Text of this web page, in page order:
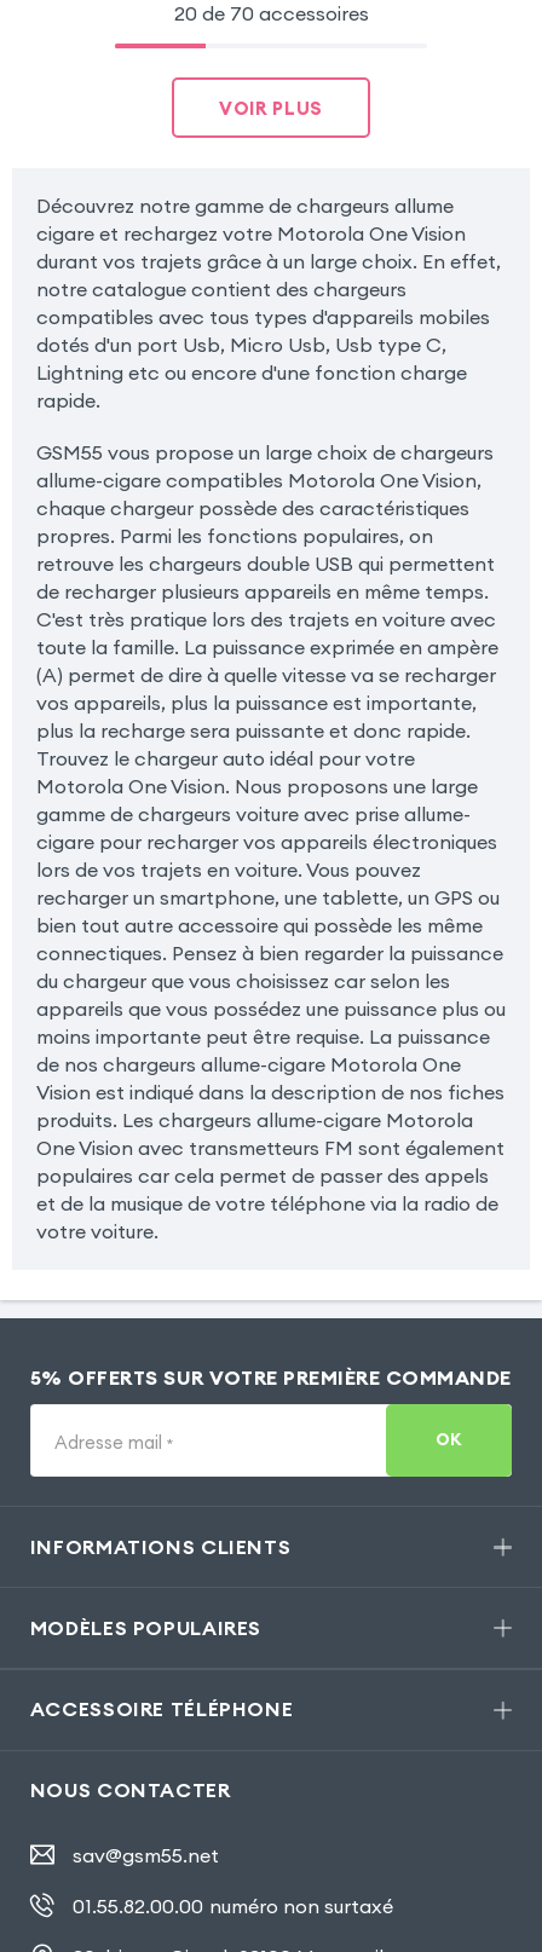
20 de 70 accessoires
VOIR PLUS
Découvrez notre gamme de chargeurs allume
cigare et rechargez votre Motorola One Vision
durant vos trajets grâce à un large choix. En effet,
notre catalogue contient des chargeurs
compatibles avec tous types d'appareils mobiles
dotés d'un port Usb, Micro Usb, Usb type C,
Lightning etc ou encore d'une fonction charge
rapide.
GSM55 vous propose un large choix de chargeurs
allume-cigare compatibles Motorola One Vision,
chaque chargeur possède des caractéristiques
propres. Parmi les fonctions populaires, on
retrouve les chargeurs double USB qui permettent
de recharger plusieurs appareils en même temps.
C'est très pratique lors des trajets en voiture avec
toute la famille. La puissance exprimée en ampère
(A) permet de dire à quelle vitesse va se recharger
vos appareils, plus la puissance est importante,
plus la recharge sera puissante et donc rapide.
Trouvez le chargeur auto idéal pour votre
Motorola One Vision. Nous proposons une large
gamme de chargeurs voiture avec prise allume-
cigare pour recharger vos appareils électroniques
lors de vos trajets en voiture. Vous pouvez
recharger un smartphone, une tablette, un GPS ou
bien tout autre accessoire qui possède les même
connectiques. Pensez à bien regarder la puissance
du chargeur que vous choisissez car selon les
appareils que vous possédez une puissance plus ou
moins importante peut être requise. La puissance
de nos chargeurs allume-cigare Motorola One
Vision est indiqué dans la description de nos fiches
produits. Les chargeurs allume-cigare Motorola
One Vision avec transmetteurs FM sont également
populaires car cela permet de passer des appels
et de la musique de votre téléphone via la radio de
votre voiture.
5% OFFERTS SUR VOTRE PREMIÈRE COMMANDE
Adresse mail * OK
INFORMATIONS CLIENTS
MODÈLES POPULAIRES
ACCESSOIRE TÉLÉPHONE
NOUS CONTACTER
sav@gsm55.net
01.55.82.00.00 numéro non surtaxé